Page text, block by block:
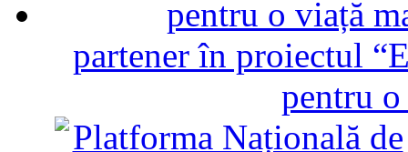
partener în proiectul
pentru